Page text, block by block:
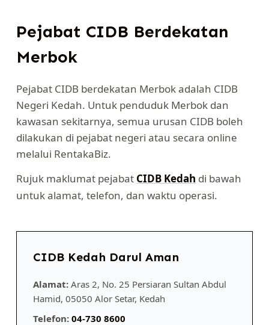
Pejabat CIDB Berdekatan
Merbok
Pejabat CIDB berdekatan Merbok adalah CIDB
Negeri Kedah. Untuk penduduk Merbok dan
kawasan sekitarnya, semua urusan CIDB boleh
dilakukan di pejabat negeri atau secara online
melalui RentakaBiz.
Rujuk maklumat pejabat CIDB Kedah di bawah
untuk alamat, telefon, dan waktu operasi.
CIDB Kedah Darul Aman
Alamat:Aras 2, No. 25 Persiaran Sultan Abdul
Hamid, 05050 Alor Setar, Kedah
Telefon: 04-730 8600